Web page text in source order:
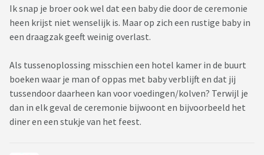
Ik snap je broer ook wel dat een baby die door de ceremonie
heen krijst niet wenselijk is. Maar op zich een rustige baby in
een draagzak geeft weinig overlast.
Als tussenoplossing misschien een hotel kamer in de buurt
boeken waar je man of oppas met baby verblijft en dat jij
tussendoor daarheen kan voor voedingen/kolven? Terwijl je
dan in elk geval de ceremonie bijwoont en bijvoorbeeld het
diner en een stukje van het feest.